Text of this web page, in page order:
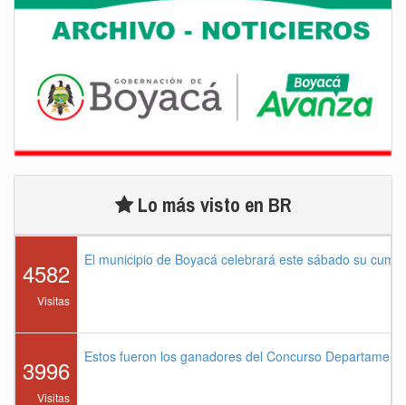
Lo más visto en BR
4582
Visitas
El municipio de Boyacá celebrará este sábado su
3996
Visitas
Estos fueron los ganadores del Concurso